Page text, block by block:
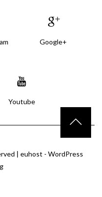
Google+
Youtube
| euhost - WordPress